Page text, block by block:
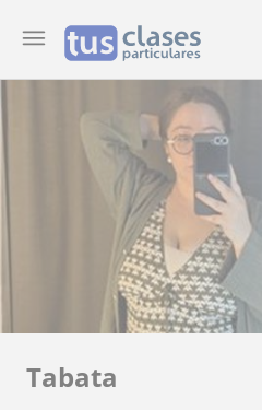
Tabata